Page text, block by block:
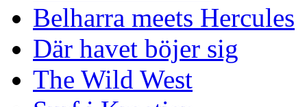
Belharra meets Hercules
Där havet böjer sig
The Wild West